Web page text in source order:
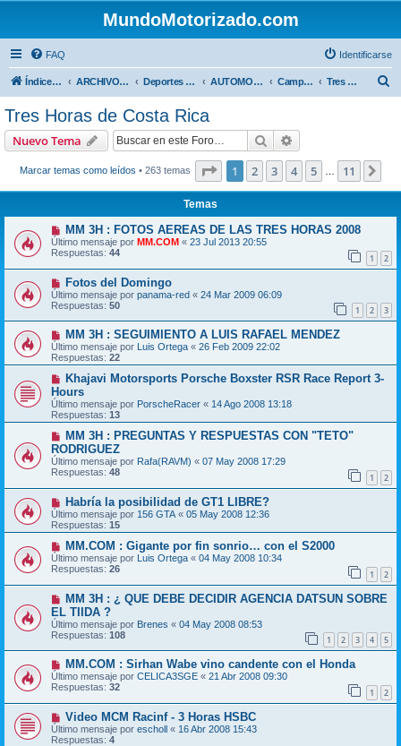
MundoMotorizado.com
FAQ Identificarse
Índice general ARCHIVO HASTA 2018 Deportes Internacionales AUTOMOVILISMO DE CENTROAMERICA Campeonato Centroamericano 2008 Tres Horas de Costa Rica
Tres Horas de Costa Rica
Nuevo Tema Buscar
Marcar temas como leídos • 263 temas Página de 11
1 2 3 4 5 11
Temas
MM 3H : FOTOS AEREAS DE LAS TRES HORAS 2008
Último mensaje por MM.COM « 23 Jul 2013 20:55
Respuestas: 44 1 2
Fotos del Domingo
Último mensaje por panama-red « 24 Mar 2009 06:09
Respuestas: 50 1 2 3
MM 3H : SEGUIMIENTO A LUIS RAFAEL MENDEZ
Último mensaje por Luis Ortega « 26 Feb 2009 22:02
Respuestas: 22
Khajavi Motorsports Porsche Boxster RSR Race Report 3-
Hours
Último mensaje por PorscheRacer « 14 Ago 2008 13:18
Respuestas: 13
MM 3H : PREGUNTAS Y RESPUESTAS CON "TETO"
RODRIGUEZ
Último mensaje por Rafa(RAVM) « 07 May 2008 17:29
Respuestas: 48 1 2
Habría la posibilidad de GT1 LIBRE?
Último mensaje por 156 GTA « 05 May 2008 12:36
Respuestas: 15
MM.COM : Gigante por fin sonrio… con el S2000
Último mensaje por Luis Ortega « 04 May 2008 10:34
Respuestas: 26 1 2
MM 3H : ¿ QUE DEBE DECIDIR AGENCIA DATSUN SOBRE
EL TIIDA ?
Último mensaje por Brenes « 04 May 2008 08:53
Respuestas: 108 1 2 3 4 5
MM.COM : Sirhan Wabe vino candente con el Honda
Último mensaje por CELICA3SGE « 21 Abr 2008 09:30
Respuestas: 32 1 2
Video MCM Racinf - 3 Horas HSBC
Último mensaje por escholl « 16 Abr 2008 15:43
Respuestas: 4